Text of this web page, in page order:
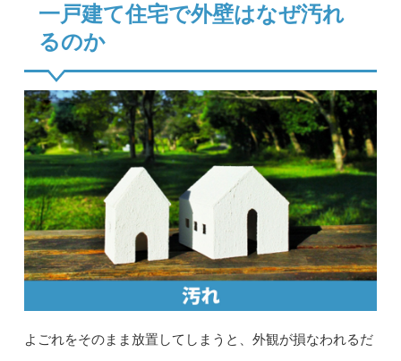
一戸建て住宅で外壁はなぜ汚れ
るのか
よごれをそのまま放置してしまうと、外観が損なわれるだ